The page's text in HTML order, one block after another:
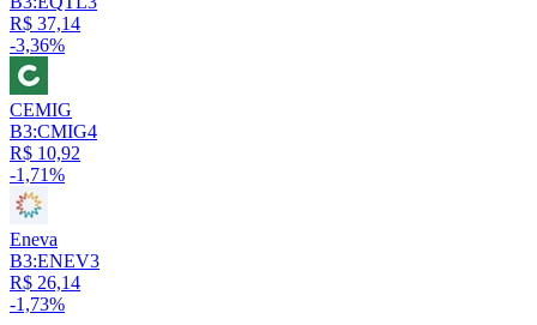
R$ 37,14
-3,36%
CEMIG
B3:CMIG4
R$ 10,92
-1,71%
Eneva
B3:ENEV3
R$ 26,14
-1,73%